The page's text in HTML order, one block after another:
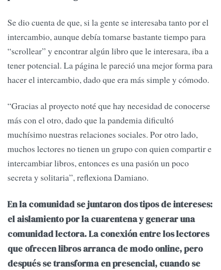
Se dio cuenta de que, si la gente se interesaba tanto por el
intercambio, aunque debía tomarse bastante tiempo para
“scrollear” y encontrar algún libro que le interesara, iba a
tener potencial. La página le pareció una mejor forma para
hacer el intercambio, dado que era más simple y cómodo.
“Gracias al proyecto noté que hay necesidad de conocerse
más con el otro, dado que la pandemia dificultó
muchísimo nuestras relaciones sociales. Por otro lado,
muchos lectores no tienen un grupo con quien compartir e
intercambiar libros, entonces es una pasión un poco
secreta y solitaria”, reflexiona Damiano.
En la comunidad se juntaron dos tipos de intereses:
el aislamiento por la cuarentena y generar una
comunidad lectora. La conexión entre los lectores
que ofrecen libros arranca de modo online, pero
después se transforma en presencial, cuando se